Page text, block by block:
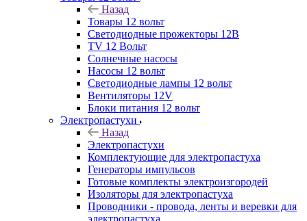
Назад
Товары 12 вольт
Светодиодные прожекторы 12В
TV 12 Вольт
Солнечные насосы
Насосы 12 вольт
Светодиодные лампы 12 вольт
Вентиляторы 12V
Блоки питания 12 вольт
Электропастухи
Назад
Электропастухи
Комплектующие для электропастуха
Генераторы импульсов
Готовые комплекты электроизгородей
Изоляторы для электропастуха
Проводники - провода, ленты и веревки для
электропастуха